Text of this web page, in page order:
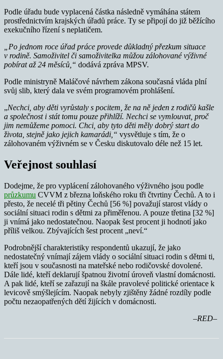
Podle úřadu bude vyplacená částka následně vymáhána státem
prostřednictvím krajských úřadů práce. Ty se připojí do již běžícího
exekučního řízení s neplatičem.
„Po jednom roce úřad práce provede důkladný přezkum situace
v rodině. Samoživitel či samoživitelka můžou zálohované výživné
pobírat až 24 měsíců,“ dodává zpráva MPSV.
Podle ministryně Maláčové návrhem zákona současná vláda plní
svůj slib, který dala ve svém programovém prohlášení.
„Nechci, aby děti vyrůstaly s pocitem, že na ně jeden z rodičů kašle
a společnost i stát tomu pouze přihlíží. Nechci se vymlouvat, proč
jim nemůžeme pomoci. Chci, aby tyto děti měly dobrý start do
života, stejně jako jejich kamarádi,“ vysvětluje s tím, že o
zálohovaném výživném se v Česku diskutovalo déle než 15 let.
Veřejnost souhlasí
Dodejme, že pro vyplácení zálohovaného výživného jsou podle
průzkumu CVVM z března loňského roku tři čtvrtiny Čechů. A to i
přesto, že necelé tři pětiny Čechů [56 %] považují starost vlády o
sociální situaci rodin s dětmi za přiměřenou. A pouze třetina [32 %]
ji vnímá jako nedostatečnou. Naopak šest procent ji hodnotí jako
příliš velkou. Zbývajících šest procent „neví.“
Podrobnější charakteristiky respondentů ukazují, že jako
nedostatečný vnímají zájem vlády o sociální situaci rodin s dětmi ti,
kteří jsou v současnosti na mateřské nebo rodičovské dovolené.
Dále lidé, kteří deklarují špatnou životní úroveň vlastní domácnosti.
A pak lidé, kteří se zařazují na škále pravolevé politické orientace k
levicově smýšlejícím. Naopak nebyly zjištěny žádné rozdíly podle
počtu nezaopatřených dětí žijících v domácnosti.
–RED–